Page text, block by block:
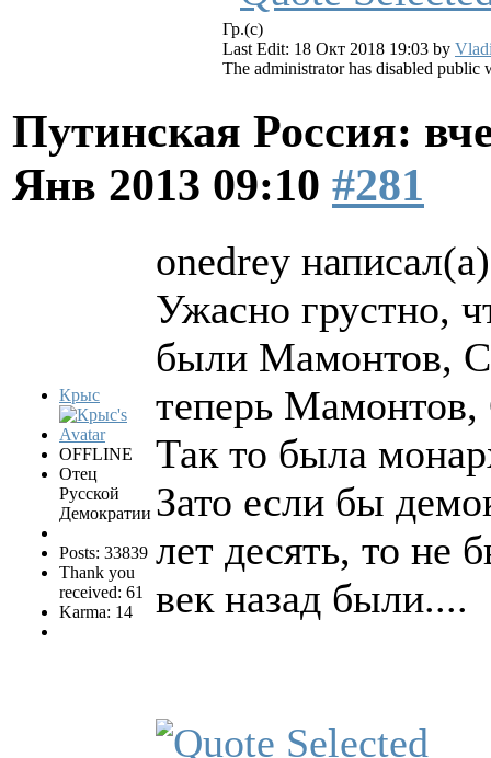
Гр.(с)
Last Edit: 18 Окт 2018 19:03 by
The administrator has disabled public
Путинская Россия:
Янв 2013 09:10 #281
Крыс
OFFLINE
Отец
Русской
Демократии
Posts: 33839
Thank you
received: 61
Karma: 14
onedrey
Ужасно грустно,
были Мамонтов,
теперь Мамонтов,
Так то была
Зато если бы
лет десять, то не
век назад были....